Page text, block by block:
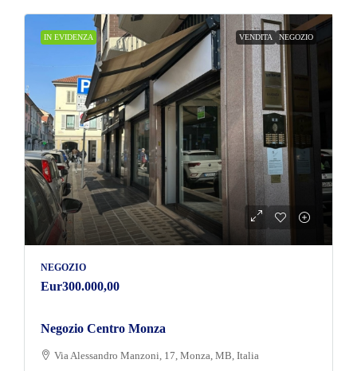
IN EVIDENZA VENDITA NEGOZIO
NEGOZIO
Eur300.000,00
Negozio Centro Monza
Via Alessandro Manzoni, 17, Monza, MB, Italia